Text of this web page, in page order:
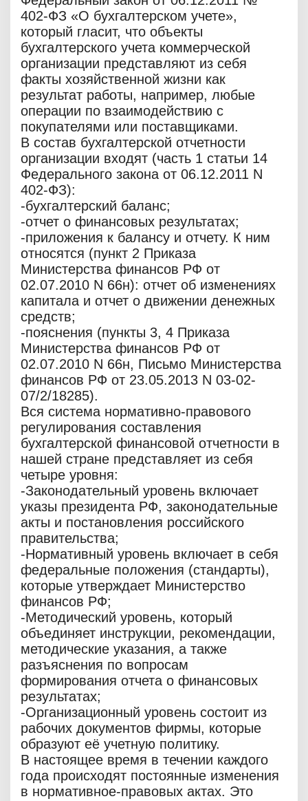
402-ФЗ «О бухгалтерском учете»,
который гласит, что объекты
бухгалтерского учета коммерческой
организации представляют из себя
факты хозяйственной жизни как
результат работы, например, любые
операции по взаимодействию с
покупателями или поставщиками.
В состав бухгалтерской отчетности
организации входят (часть 1 статьи 14
Федерального закона от 06.12.2011 N
402-ФЗ):
-бухгалтерский баланс;
-отчет о финансовых результатах;
-приложения к балансу и отчету. К ним
относятся (пункт 2 Приказа
Министерства финансов РФ от
02.07.2010 N 66н): отчет об изменениях
капитала и отчет о движении денежных
средств;
-пояснения (пункты 3, 4 Приказа
Министерства финансов РФ от
02.07.2010 N 66н, Письмо Министерства
финансов РФ от 23.05.2013 N 03-02-
07/2/18285).
Вся система нормативно-правового
регулирования составления
бухгалтерской финансовой отчетности в
нашей стране представляет из себя
четыре уровня:
-Законодательный уровень включает
указы президента РФ, законодательные
акты и постановления российского
правительства;
-Нормативный уровень включает в себя
федеральные положения (стандарты),
которые утверждает Министерство
финансов РФ;
-Методический уровень, который
объединяет инструкции, рекомендации,
методические указания, а также
разъяснения по вопросам
формирования отчета о финансовых
результатах;
-Организационный уровень состоит из
рабочих документов фирмы, которые
образуют её учетную политику.
В настоящее время в течении каждого
года происходят постоянные изменения
в нормативное-правовых актах. Это